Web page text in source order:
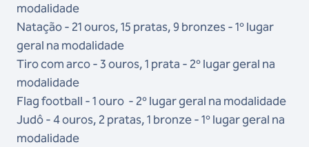
modalidade
Natação - 21 ouros, 15 pratas, 9 bronzes - 1º lugar
geral na modalidade
Tiro com arco - 3 ouros, 1 prata - 2º lugar geral na
modalidade
Flag football - 1 ouro - 2º lugar geral na modalidade
Judô - 4 ouros, 2 pratas, 1 bronze - 1º lugar geral na
modalidade